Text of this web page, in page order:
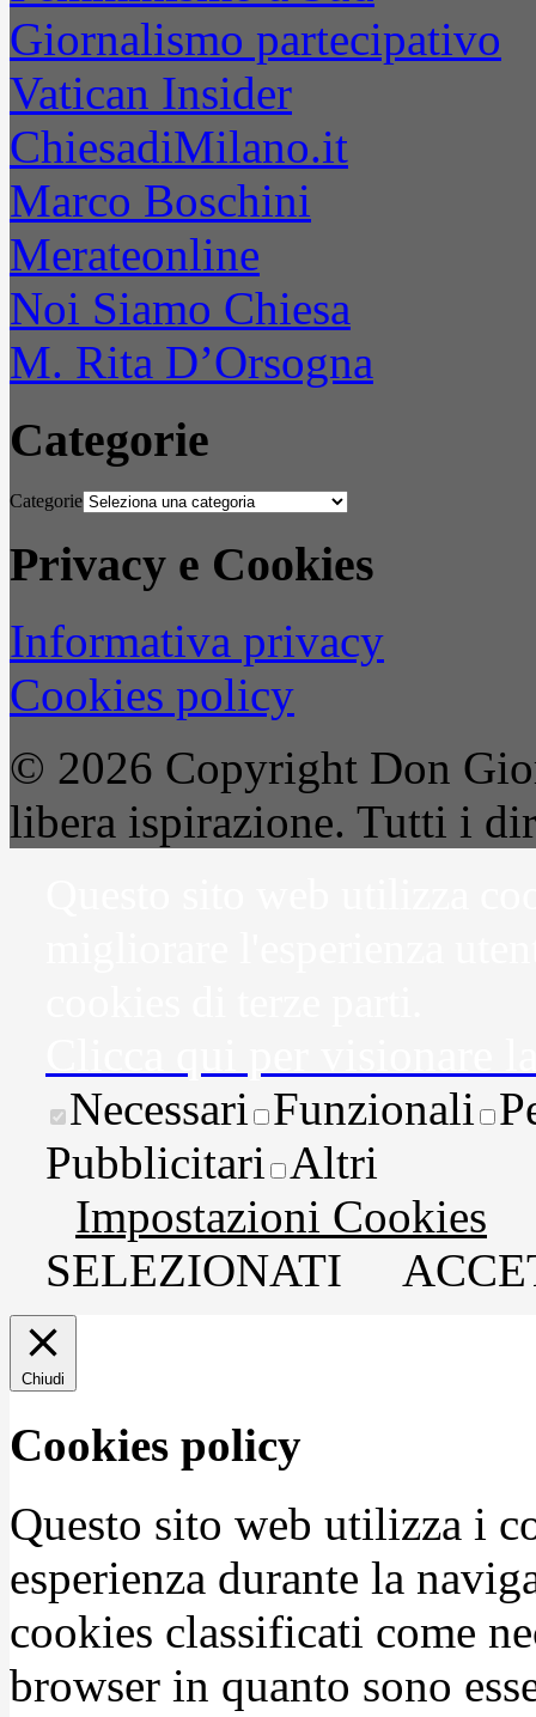
Giornalismo partecipativo
Vatican Insider
ChiesadiMilano.it
Marco Boschini
Merateonline
Noi Siamo Chiesa
M. Rita D’Orsogna
Categorie
Categorie
Privacy e Cookies
Informativa privacy
Cookies policy
© 2026 Copyright Don
libera ispirazione. Tutti i
Necessari Funzionali
Pubblicitari Altri
Impostazioni Cookies
SELEZIONATI
Chiudi
Cookies policy
Questo sito web utilizza i
esperienza durante la
cookies classificati come
browser in quanto sono